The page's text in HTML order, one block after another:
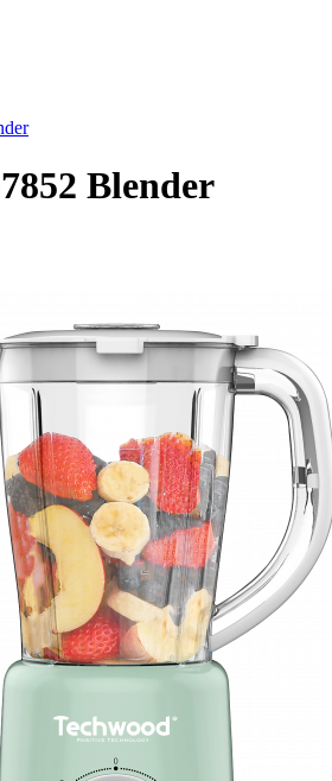
Blender